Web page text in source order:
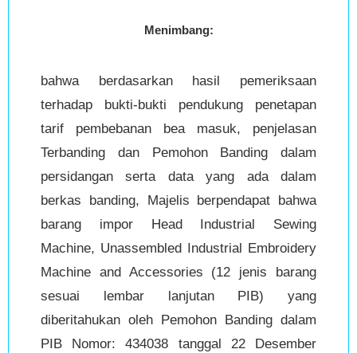
Menimbang:
bahwa berdasarkan hasil pemeriksaan
terhadap bukti-bukti pendukung penetapan
tarif pembebanan bea masuk, penjelasan
Terbanding dan Pemohon Banding dalam
persidangan serta data yang ada dalam
berkas banding, Majelis berpendapat bahwa
barang impor Head Industrial Sewing
Machine, Unassembled Industrial Embroidery
Machine and Accessories (12 jenis barang
sesuai lembar lanjutan PIB) yang
diberitahukan oleh Pemohon Banding dalam
PIB Nomor: 434038 tanggal 22 Desember